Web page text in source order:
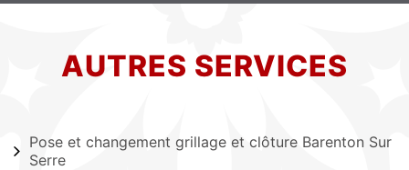
AUTRES SERVICES
Pose et changement grillage et clôture Barenton Sur
Serre